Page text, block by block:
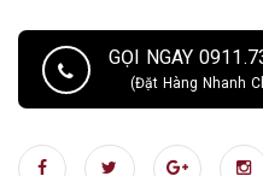
GỌI NGAY
(Đặt Hàng Nhanh